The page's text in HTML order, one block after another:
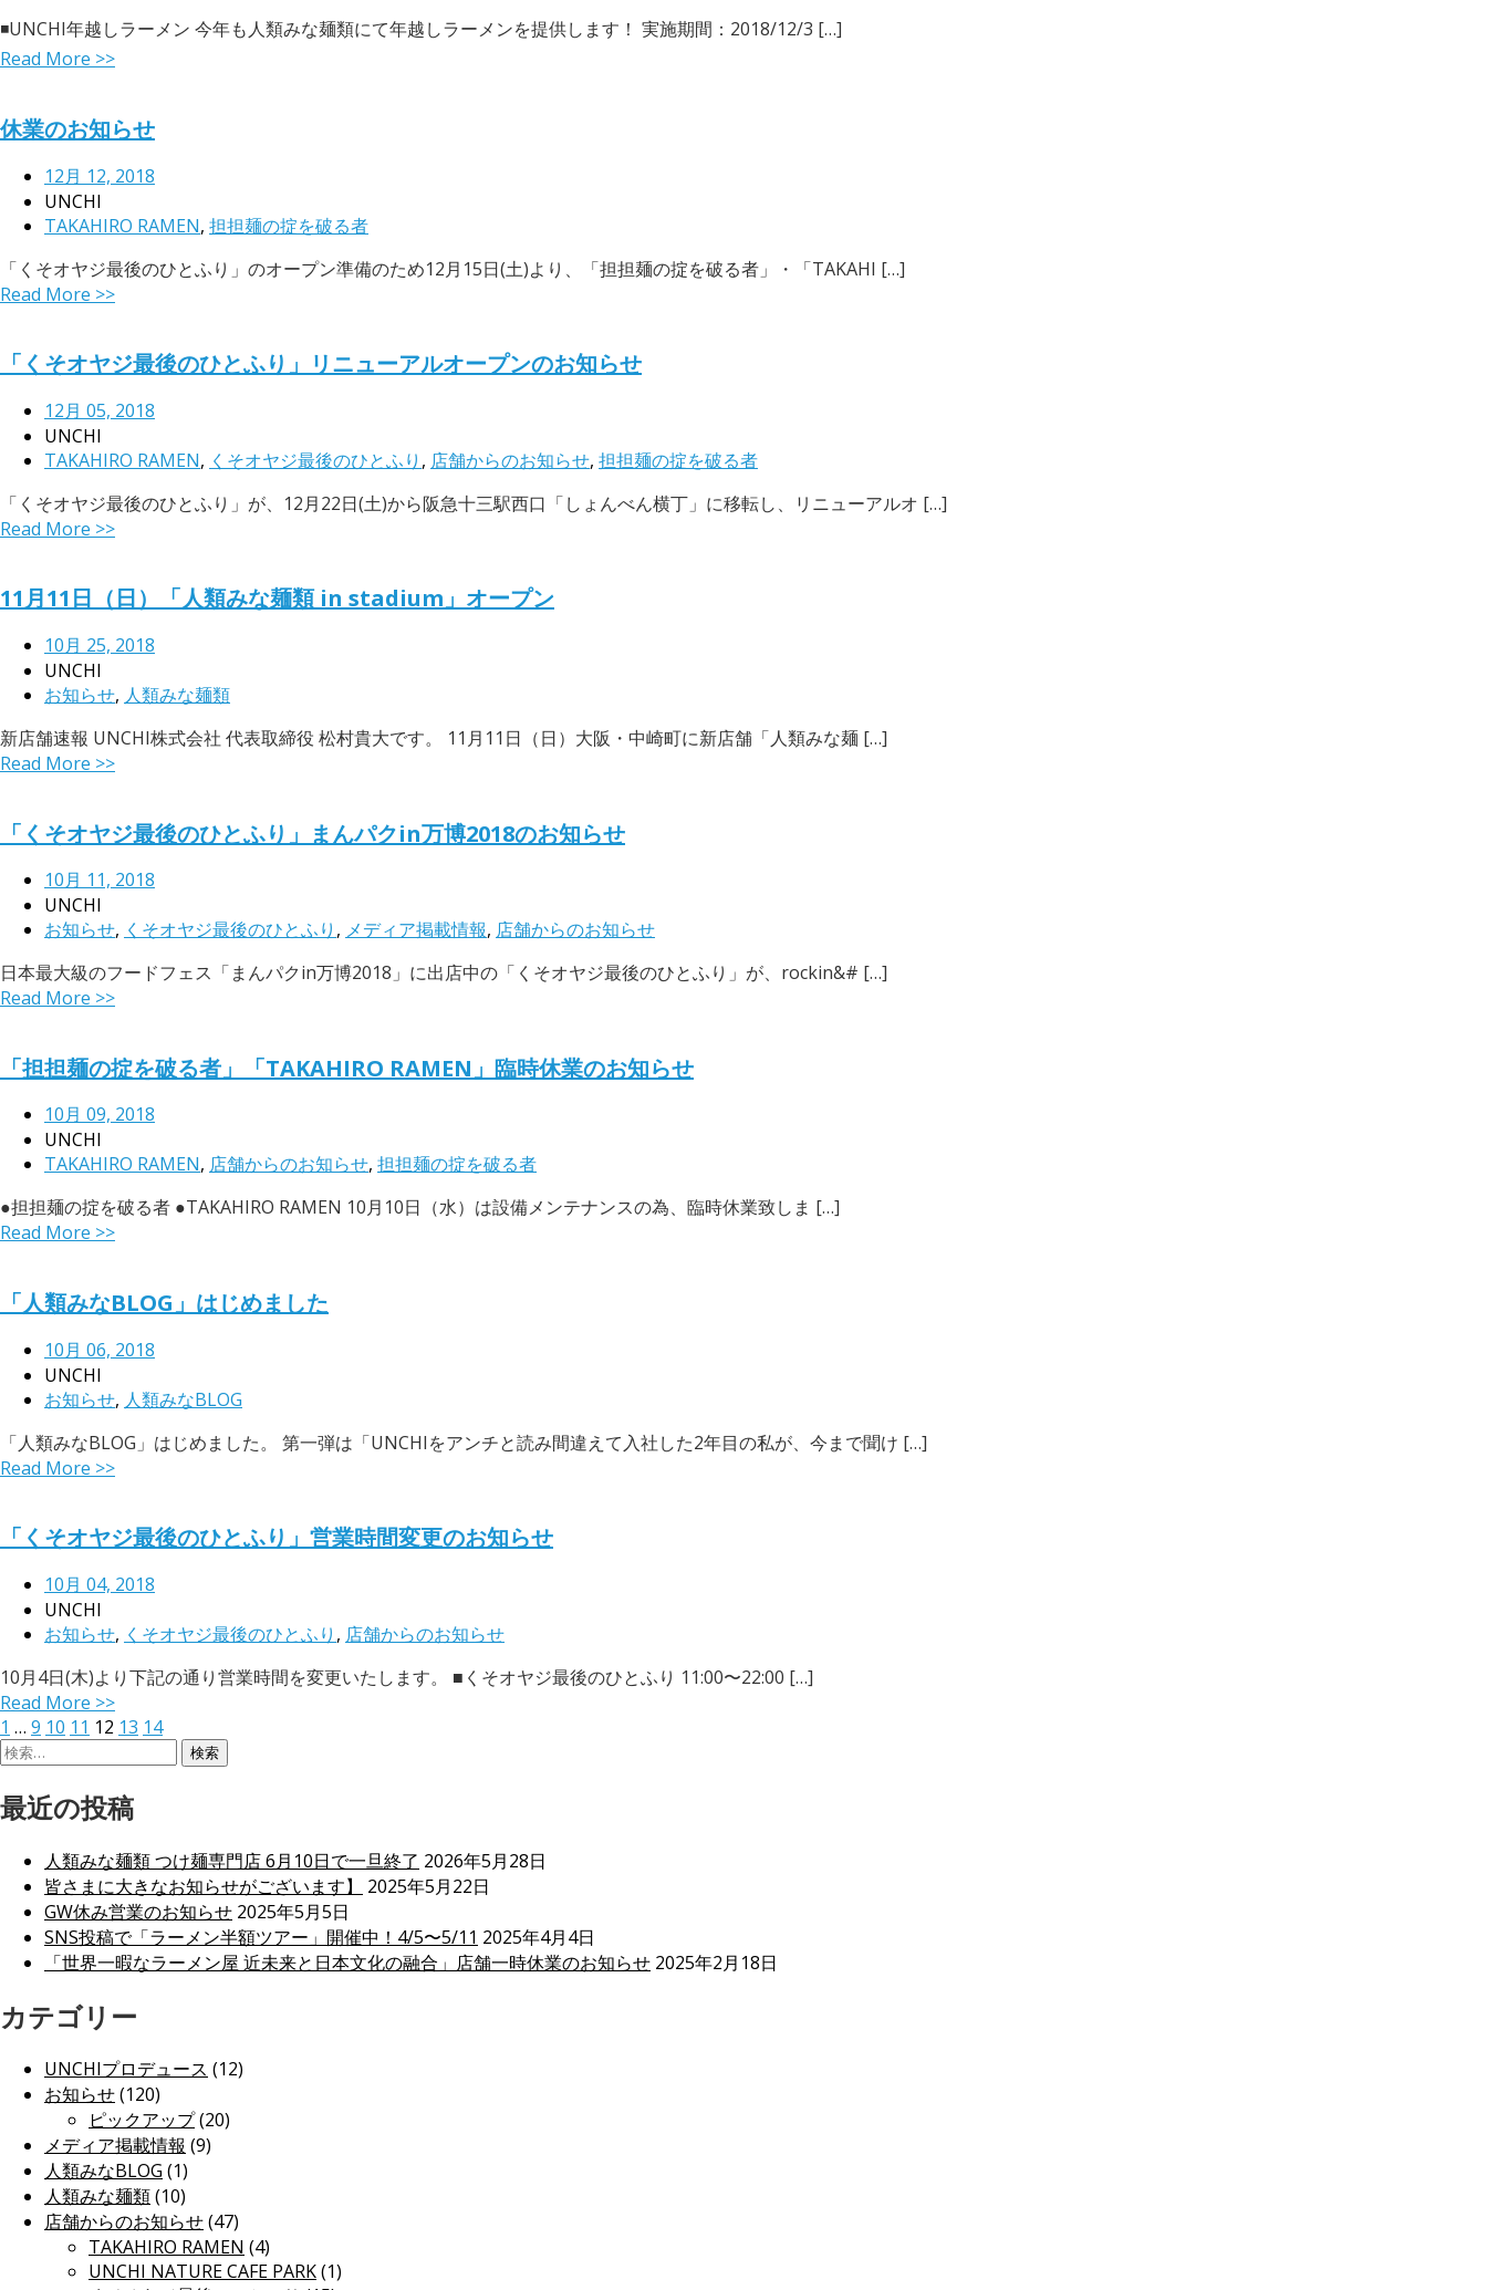
◾️UNCHI年越しラーメン 今年も人類みな麺類にて年越しラーメンを提供します！ 実施期間：2018/12/3 […]
Read More >>
休業のお知らせ
12月 12, 2018
UNCHI
TAKAHIRO RAMEN, 担担麺の掟を破る者
「くそオヤジ最後のひとふり」のオープン準備のため12月15日(土)より、「担担麺の掟を破る者」・「TAKAHI […]
Read More >>
「くそオヤジ最後のひとふり」リニューアルオープンのお知らせ
12月 05, 2018
UNCHI
TAKAHIRO RAMEN, くそオヤジ最後のひとふり , 店舗からのお知らせ, 担担麺の掟を破る者
「くそオヤジ最後のひとふり」が、12月22日(土)から阪急十三駅西口「しょんべん横丁」に移転し、リニューアルオ […]
Read More >>
11月11日（日）「人類みな麺類 in stadium」オープン
10月 25, 2018
UNCHI
お知らせ, 人類みな麺類
新店舗速報 UNCHI株式会社 代表取締役 松村貴大です。 11月11日（日）大阪・中崎町に新店舗「人類みな麺 […]
Read More >>
「くそオヤジ最後のひとふり」まんパクin万博2018のお知らせ
10月 11, 2018
UNCHI
お知らせ, くそオヤジ最後のひとふり , メディア掲載情報, 店舗からのお知らせ
日本最大級のフードフェス「まんパクin万博2018」に出店中の「くそオヤジ最後のひとふり」が、rockin&# […]
Read More >>
「担担麺の掟を破る者」「TAKAHIRO RAMEN」臨時休業のお知らせ
10月 09, 2018
UNCHI
TAKAHIRO RAMEN, 店舗からのお知らせ, 担担麺の掟を破る者
●担担麺の掟を破る者 ●TAKAHIRO RAMEN 10月10日（水）は設備メンテナンスの為、臨時休業致しま […]
Read More >>
「人類みなBLOG」はじめました
10月 06, 2018
UNCHI
お知らせ, 人類みなBLOG
「人類みなBLOG」はじめました。 第一弾は「UNCHIをアンチと読み間違えて入社した2年目の私が、今まで聞け […]
Read More >>
「くそオヤジ最後のひとふり」営業時間変更のお知らせ
10月 04, 2018
UNCHI
お知らせ, くそオヤジ最後のひとふり , 店舗からのお知らせ
10月4日(木)より下記の通り営業時間を変更いたします。 ■くそオヤジ最後のひとふり 11:00〜22:00 […]
Read More >>
投
稿
ナ
ゲ
ー
シ
ン
Previous
page
Page
1 … Page
9 Page
10 Page
11 Page
12 Page
13 Page
14Next
page
検
最近の投稿
人類みな麺類 つけ麺専門店 6月10日で一旦終了 2026年5月28日
皆さまに大きなお知らせがございます】
2025年5月22日
GW休み営業のお知らせ 2025年5月5日
SNS投稿で「ラーメン半額ツアー」開催中！4/5〜5/11 2025年4月4日
「世界一暇なラーメン屋 近未来と日本文化の融合」店舗一時休業のお知らせ 2025年2月18日
カテゴリー
UNCHIプロデュース (12)
お知らせ(120)
ピックアップ(20)
メディア掲載情報 (9)
人類みなBLOG (1)
人類みな麺類(10)
店舗からのお知らせ(47)
TAKAHIRO RAMEN (4)
UNCHI NATURE CAFE PARK(1)